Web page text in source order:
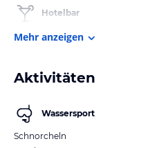
Hotelbar
Mehr anzeigen
Aktivitäten
Wassersport
Schnorcheln